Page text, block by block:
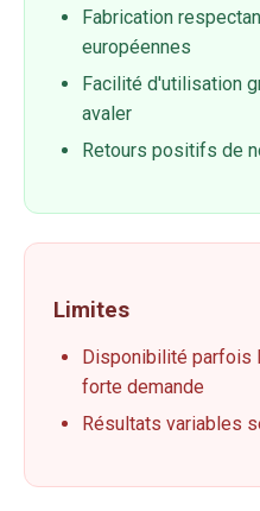
Fabrication
européennes
Facilité d'utilisation
avaler
Retours positifs de
Limites
Disponibilité parfois
forte demande
Résultats variables